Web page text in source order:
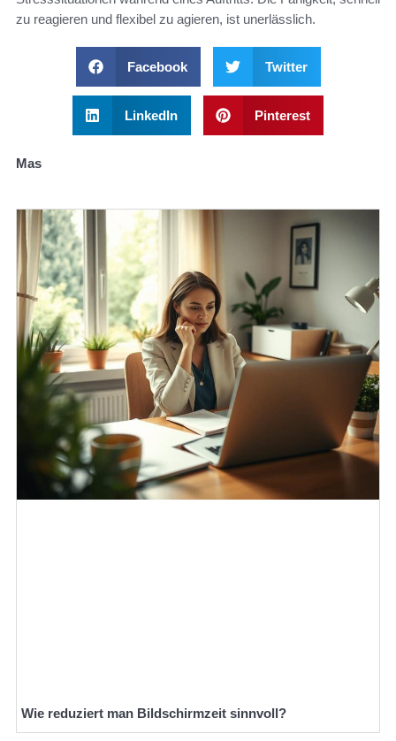
zu reagieren und flexibel zu agieren, ist unerlässlich.
Facebook Twitter
LinkedIn Pinterest
Mas
Wie reduziert man Bildschirmzeit sinnvoll?